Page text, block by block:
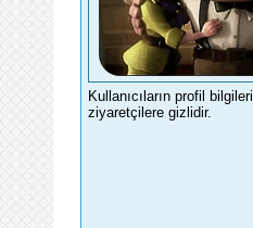
Kullanıcıların profil bilgileri
ziyaretçilere gizlidir.